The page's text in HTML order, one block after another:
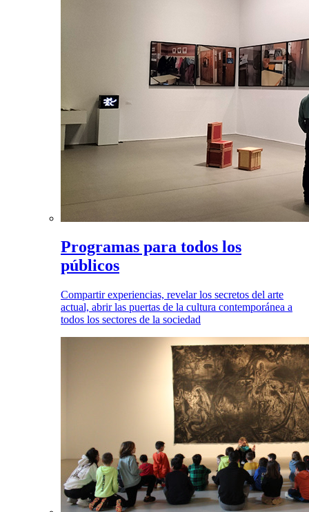
Programas para todos los
públicos
Compartir experiencias, revelar los secretos del arte
actual, abrir las puertas de la cultura contemporánea a
todos los sectores de la sociedad